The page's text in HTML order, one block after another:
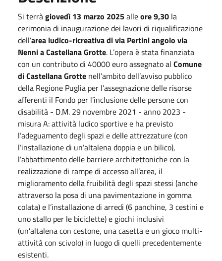
Si terràgiovedì 13 marzo 2025alleore 9,30 la
cerimonia di inaugurazione dei lavori di riqualificazione
dell’area ludico-ricreativa di via Pertini angolo via
Nenni a Castellana Grotte. L’opera è stata finanziata
con un contributo di 40000 euro assegnato al Comune
di Castellana Grotte nell’ambito dell’avviso pubblico
della Regione Puglia per l’assegnazione delle risorse
afferenti il Fondo per l’inclusione delle persone con
disabilità - D.M. 29 novembre 2021 - anno 2023 -
misura A: attività ludico sportive e ha previsto
l’adeguamento degli spazi e delle attrezzature (con
l’installazione di un’altalena doppia e un bilico),
l’abbattimento delle barriere architettoniche con la
realizzazione di rampe di accesso all’area, il
miglioramento della fruibilità degli spazi stessi (anche
attraverso la posa di una pavimentazione in gomma
colata) e l’installazione di arredi (6 panchine, 3 cestini e
uno stallo per le biciclette) e giochi inclusivi
(un’altalena con cestone, una casetta e un gioco multi-
attività con scivolo) in luogo di quelli precedentemente
esistenti.